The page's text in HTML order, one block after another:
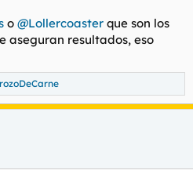
o @Lollercoaster que son los
aseguran resultados, eso